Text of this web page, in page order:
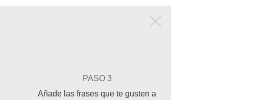
PASO 3
Añade las frases que te gusten a